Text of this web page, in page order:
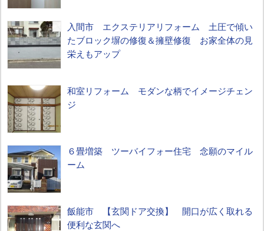
入間市 エクステリアリフォーム 土圧で傾い
たブロック塀の修復＆擁壁修復 お家全体の見
栄えもアップ
和室リフォーム モダンな柄でイメージチェン
ジ
６畳増築 ツーバイフォー住宅 念願のマイル
ーム
飯能市 【玄関ドア交換】 開口が広く取れる
便利な玄関へ